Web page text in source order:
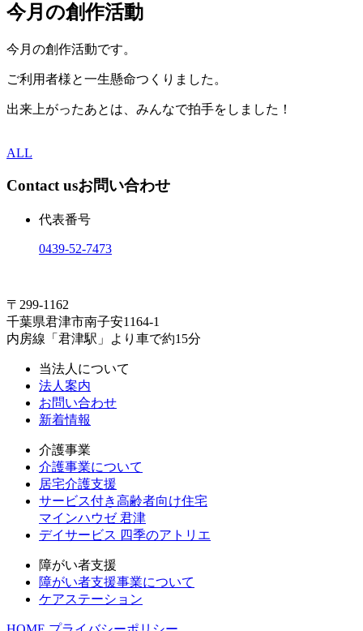
今月の創作活動
今月の創作活動です。
ご利用者様と一生懸命つくりました。
出来上がったあとは、みんなで拍手をしました！
ALL
Contact usお問い合わせ
代表番号
0439-52-7473
〒299-1162
千葉県君津市南子安1164-1
内房線「君津駅」より車で約15分
当法人について
法人案内
お問い合わせ
新着情報
介護事業
介護事業について
居宅介護支援
サービス付き高齢者向け住宅
マインハウゼ 君津
デイサービス 四季のアトリエ
障がい者支援
障がい者支援事業について
ケアステーション